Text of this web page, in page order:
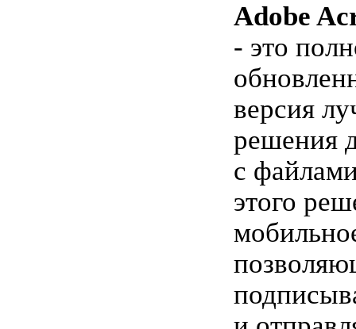
Adobe
- это
версия
решения
с
этого